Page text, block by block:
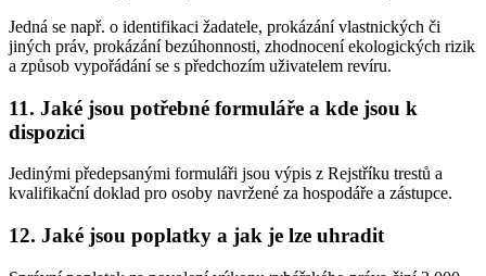
Jedná se např. o identifikaci žadatele, prokázání vlastnických či
jiných práv, prokázání bezúhonnosti, zhodnocení ekologických rizik
a způsob vypořádání se s předchozím uživatelem revíru.
11. Jaké jsou potřebné formuláře a kde jsou k
dispozici
Jedinými předepsanými formuláři jsou výpis z Rejstříku trestů a
kvalifikační doklad pro osoby navržené za hospodáře a zástupce.
12. Jaké jsou poplatky a jak je lze uhradit